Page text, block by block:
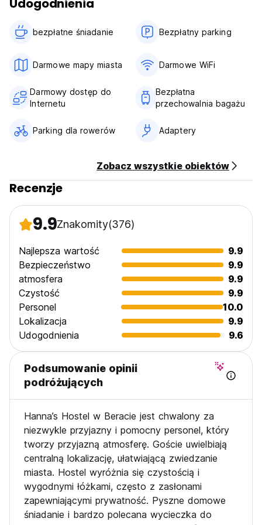
Ten obiekt może dokonać preautoryzacji Twojej karty
przed przyjazdem.
Podatki wliczone w cenę
Śniadanie w cenie.
Ogólny:
Godziny pracy recepcji: 7:00 - 24:00.
language)
Udogodnienia
bezpłatne śniadanie‎ Bezpłatny parking
Darmowe mapy miasta Darmowe WiFi
Darmowy dostęp do
Internetu
Bezpłatna
przechowalnia bagażu
Parking dla rowerów Adaptery
Zobacz wszystkie obiektów
Recenzje
9.9Znakomity(376)
Najlepsza wartość
9.9
Bezpieczeństwo
9.9
atmosfera
9.9
Czystość
9.9
Personel
10.0
Lokalizacja
9.9
Udogodnienia
9.6
Podsumowanie opinii
podróżujących
Hanna’s Hostel w Beracie jest chwalony za
niezwykle przyjazny i pomocny personel, który
tworzy przyjazną atmosferę. Goście uwielbiają
centralną lokalizację, ułatwiającą zwiedzanie
miasta. Hostel wyróżnia się czystością i
wygodnymi łóżkami, często z zasłonami
zapewniającymi prywatność. Pyszne domowe
śniadanie i bardzo polecana wycieczka do